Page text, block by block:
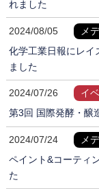
れました
2024/08/05
メ
化学工業日報にレイ
ました
2024/07/26
イ
第3回 国際発酵・醸
2024/07/24
メ
ペイント&コーティ
た